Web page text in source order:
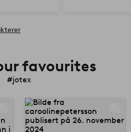
favourites
#jotex